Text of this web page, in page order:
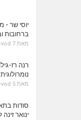
יוסי שר -
ברחובות
מאת vod 7 שנים
רנה רז-
מאת vod 5 שנים
סודות
ינואר